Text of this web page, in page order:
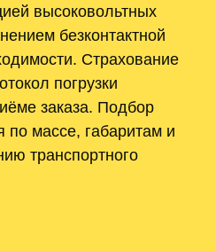
высоковольтных
безконтактной
Страхование
погрузки
заказа. Подбор
по массе, габаритам и
транспортного